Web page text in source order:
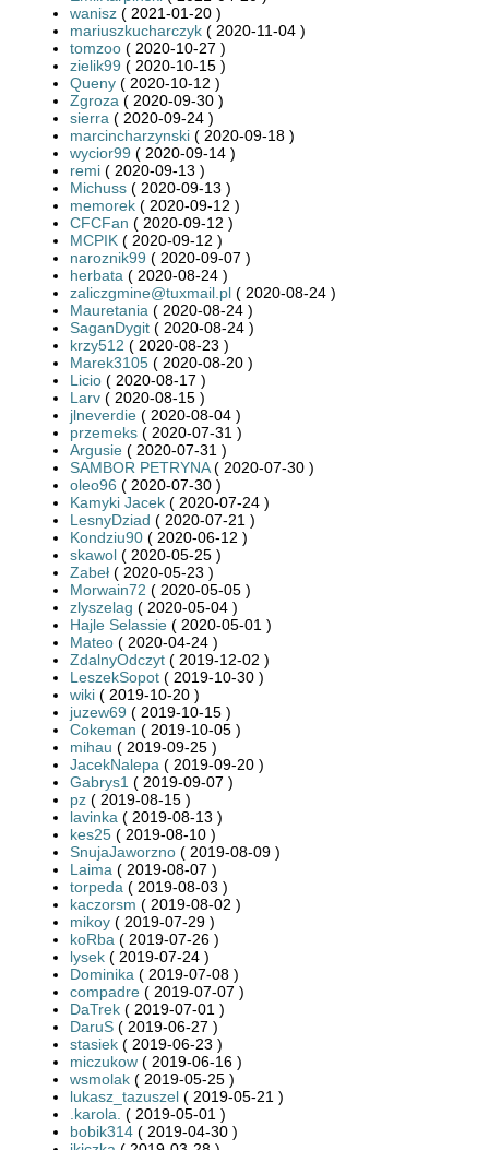
wanisz ( 2021-01-20 )
mariuszkucharczyk ( 2020-11-04 )
tomzoo ( 2020-10-27 )
zielik99 ( 2020-10-15 )
Queny ( 2020-10-12 )
Zgroza ( 2020-09-30 )
sierra ( 2020-09-24 )
marcincharzynski ( 2020-09-18 )
wycior99 ( 2020-09-14 )
remi ( 2020-09-13 )
Michuss ( 2020-09-13 )
memorek ( 2020-09-12 )
CFCFan ( 2020-09-12 )
MCPIK ( 2020-09-12 )
naroznik99 ( 2020-09-07 )
herbata ( 2020-08-24 )
zaliczgmine@tuxmail.pl ( 2020-08-24 )
Mauretania ( 2020-08-24 )
SaganDygit ( 2020-08-24 )
krzy512 ( 2020-08-23 )
Marek3105 ( 2020-08-20 )
Licio ( 2020-08-17 )
Larv ( 2020-08-15 )
jlneverdie ( 2020-08-04 )
przemeks ( 2020-07-31 )
Argusie ( 2020-07-31 )
SAMBOR PETRYNA( 2020-07-30 )
oleo96 ( 2020-07-30 )
Kamyki Jacek ( 2020-07-24 )
LesnyDziad ( 2020-07-21 )
Kondziu90 ( 2020-06-12 )
skawol ( 2020-05-25 )
Zabeł ( 2020-05-23 )
Morwain72 ( 2020-05-05 )
zlyszelag ( 2020-05-04 )
Hajle Selassie ( 2020-05-01 )
Mateo ( 2020-04-24 )
ZdalnyOdczyt ( 2019-12-02 )
LeszekSopot ( 2019-10-30 )
wiki ( 2019-10-20 )
juzew69 ( 2019-10-15 )
Cokeman ( 2019-10-05 )
mihau ( 2019-09-25 )
JacekNalepa ( 2019-09-20 )
Gabrys1 ( 2019-09-07 )
pz ( 2019-08-15 )
lavinka ( 2019-08-13 )
kes25 ( 2019-08-10 )
SnujaJaworzno ( 2019-08-09 )
Laima ( 2019-08-07 )
torpeda ( 2019-08-03 )
kaczorsm ( 2019-08-02 )
mikoy ( 2019-07-29 )
koRba ( 2019-07-26 )
lysek ( 2019-07-24 )
Dominika ( 2019-07-08 )
compadre ( 2019-07-07 )
DaTrek ( 2019-07-01 )
DaruS ( 2019-06-27 )
stasiek ( 2019-06-23 )
miczukow ( 2019-06-16 )
wsmolak ( 2019-05-25 )
lukasz_tazuszel ( 2019-05-21 )
.karola. ( 2019-05-01 )
bobik314 ( 2019-04-30 )